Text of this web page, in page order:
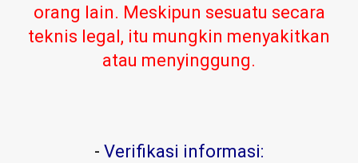
orang lain. Meskipun sesuatu secara
teknis legal, itu mungkin menyakitkan
atau menyinggung.
- Verifikasi informasi: